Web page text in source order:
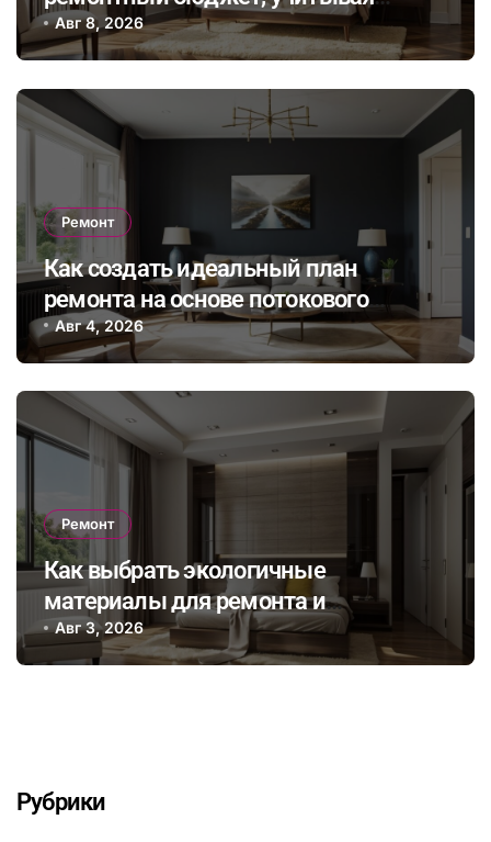
неожиданные расходы и избегая
распространенных финансовых
ошибок
Авг 8, 2026
Ремонт
Как создать идеальный план
ремонта на основе потокового
бюджета и гибкого графика работ с
учетом непредвиденных расходов
Авг 4, 2026
Ремонт
Как выбрать экологичные
материалы для ремонта и
сэкономить на энергопотреблении в
будущем
Авг 3, 2026
Рубрики